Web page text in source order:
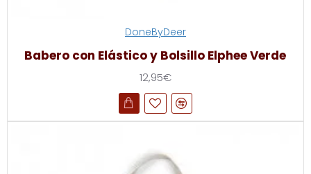
DoneByDeer
Babero con Elástico y Bolsillo Elphee Verde
12,95€